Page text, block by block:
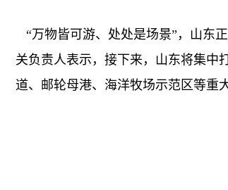
“万物皆可游、处处是场景”，山东
关负责人表示，接下来，山东将集中
道、邮轮母港、海洋牧场示范区等重